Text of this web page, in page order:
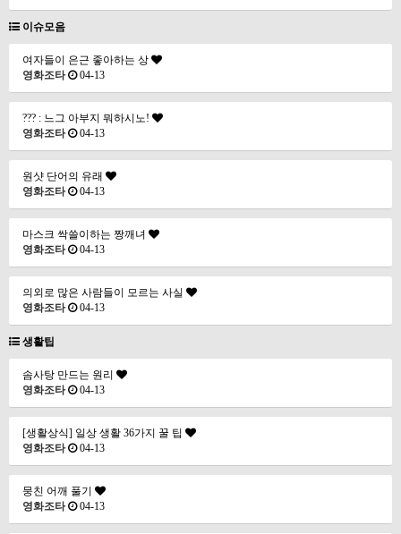
이슈모음
여자들이 은근 좋아하는 상
영화조타
04-13
??? : 느그 아부지 뭐하시노!
영화조타
04-13
원샷 단어의 유래
영화조타
04-13
마스크 싹쓸이하는 짱깨녀
영화조타
04-13
의외로 많은 사람들이 모르는 사실
영화조타
04-13
생활팁
솜사탕 만드는 원리
영화조타
04-13
[생활상식] 일상 생활 36가지 꿀 팁
영화조타
04-13
뭉친 어깨 풀기
영화조타
04-13